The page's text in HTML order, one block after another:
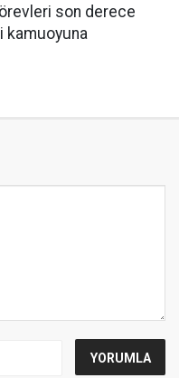
son derece
kamuoyuna